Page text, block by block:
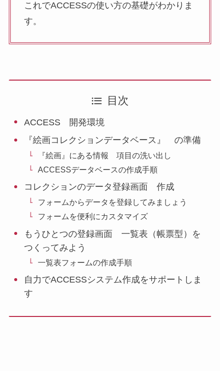
これでACCESSの使い方の基礎がわかりま
す。
目次
ACCESS 開発環境
『絵画コレクションデータベース』 の準備
『絵画』にある情報 項目の洗い出し
ACCESSデータベースの作成手順
コレクションのデータ登録画面 作成
フォームからデータを登録してみましょう
フォームを便利にカスタマイズ
もうひとつの登録画面 一覧表（帳票型）を
つくってみよう
一覧表フォームの作成手順
自力でACCESSシステム作成をサポートしま
す